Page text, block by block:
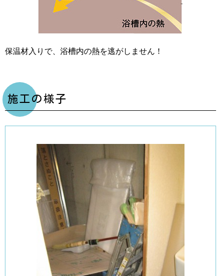
保温材入りで、浴槽内の熱を逃がしません！
施工の様子